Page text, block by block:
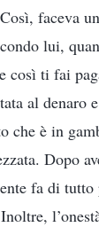
faceva
lui,
così ti fai
al denaro
che è in
Dopo
fa di
Inoltre,